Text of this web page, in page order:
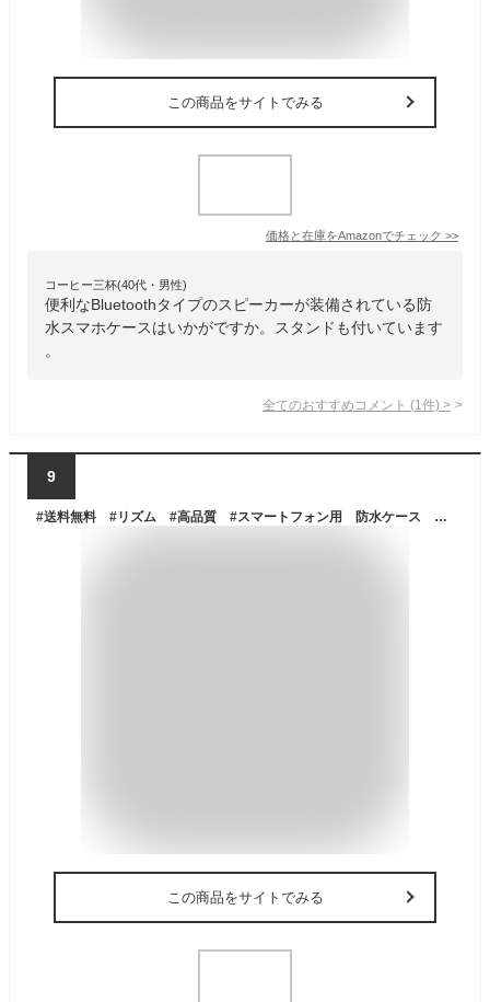
この商品をサイトでみる
価格と在庫をAmazonでチェック >>
コーヒー三杯(40代・男性)
便利なBluetoothタイプのスピーカーが装備されている防
水スマホケースはいかがですか。スタンドも付いています
。
全てのおすすめコメント (1 件) >
9
#送料無料 #リズム #高品質 #スマートフォン用 防水ケース スマホスタンド スマホケース【MAGCASE S マグケースS】PIX7相当 角度調節スタンド付 マグネット付 キッチン アウトドア お風呂 ホワイト #9YY018RH03 【楽ギフ_包装選択】.
この商品をサイトでみる